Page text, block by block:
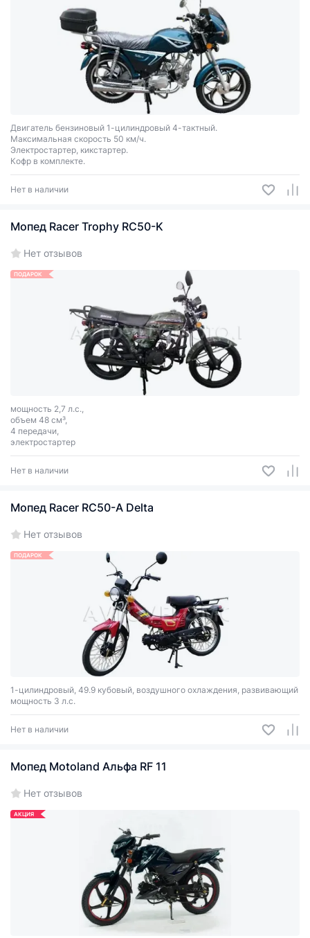
Двигатель бензиновый 1-цилиндровый 4-тактный.
Максимальная скорость 50 км/ч.
Электростартер, кикстартер.
Кофр в комплекте.
Нет в наличии
Мопед Racer Trophy RC50-K
Нет отзывов
ПОДАРОК
мощность 2,7 л.с.,
объем 48 см³,
4 передачи,
электростартер
Нет в наличии
Мопед Racer RC50-A Delta
Нет отзывов
ПОДАРОК
1-цилиндровый, 49.9 кубовый, воздушного охлаждения, развивающий
мощность 3 л.с.
Нет в наличии
Мопед Motoland Альфа RF 11
Нет отзывов
АКЦИЯ